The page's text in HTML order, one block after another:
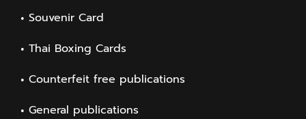
Souvenir Card
Thai Boxing Cards
Counterfeit free publications
General publications